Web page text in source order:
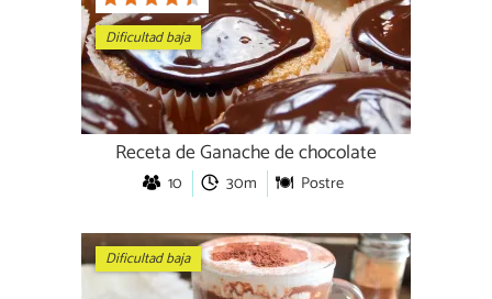
Dificultad baja
Receta de Ganache de chocolate
10 30m Postre
Dificultad baja